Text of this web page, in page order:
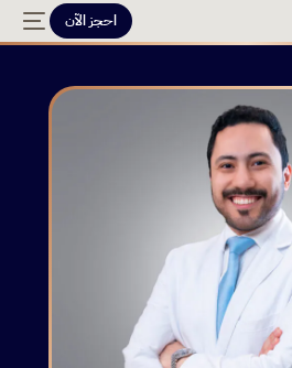
احجز الآن